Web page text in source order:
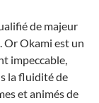
de majeur
Or Okami est un
impeccable,
la fluidité de
et animés de